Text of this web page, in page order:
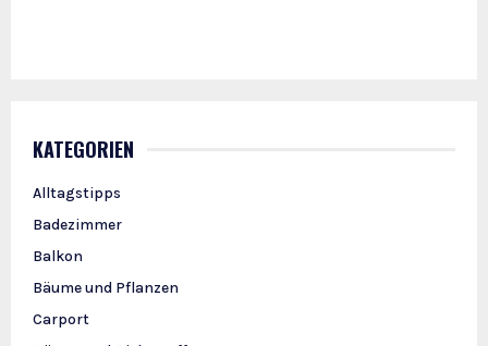
KATEGORIEN
Alltagstipps
Badezimmer
Balkon
Bäume und Pflanzen
Carport